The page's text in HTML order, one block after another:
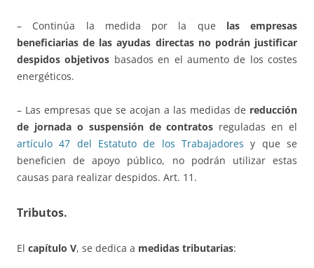
– Continúa la medida por la que las empresas
beneficiarias de las ayudas directas no podrán justificar
despidos objetivos basados en el aumento de los costes
energéticos.
– Las empresas que se acojan a las medidas de reducción
de jornada o suspensión de contratos reguladas en el
artículo 47 del Estatuto de los Trabajadores y que se
beneficien de apoyo público, no podrán utilizar estas
causas para realizar despidos. Art. 11.
Tributos.
El capítulo V, se dedica a medidas tributarias: